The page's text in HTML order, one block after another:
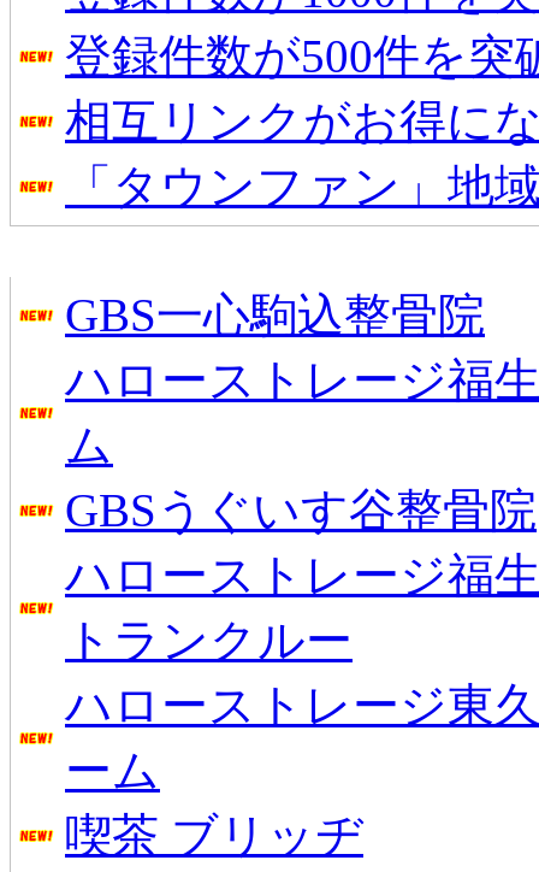
登録件数が500件を突
相互リンクがお得に
「タウンファン」地
GBS一心駒込整骨院
ハローストレージ福
ム
GBSうぐいす谷整骨院
ハローストレージ福
トランクルー
ハローストレージ東
ーム
喫茶 ブリッヂ